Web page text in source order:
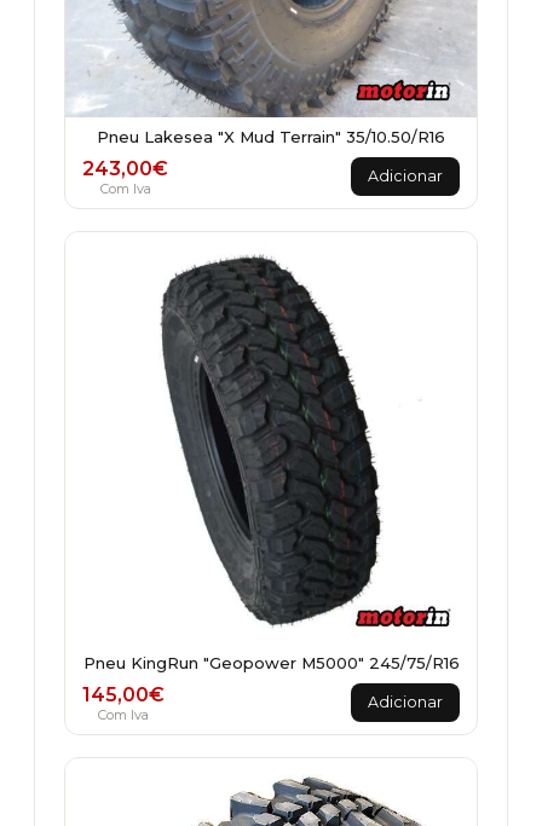
Pneu Lakesea "X Mud Terrain" 35/10.50/R16
243,00€
Com Iva
Adicionar
Pneu KingRun "Geopower M5000" 245/75/R16
145,00€
Com Iva
Adicionar